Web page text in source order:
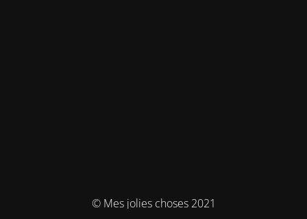
© Mes jolies choses 2021